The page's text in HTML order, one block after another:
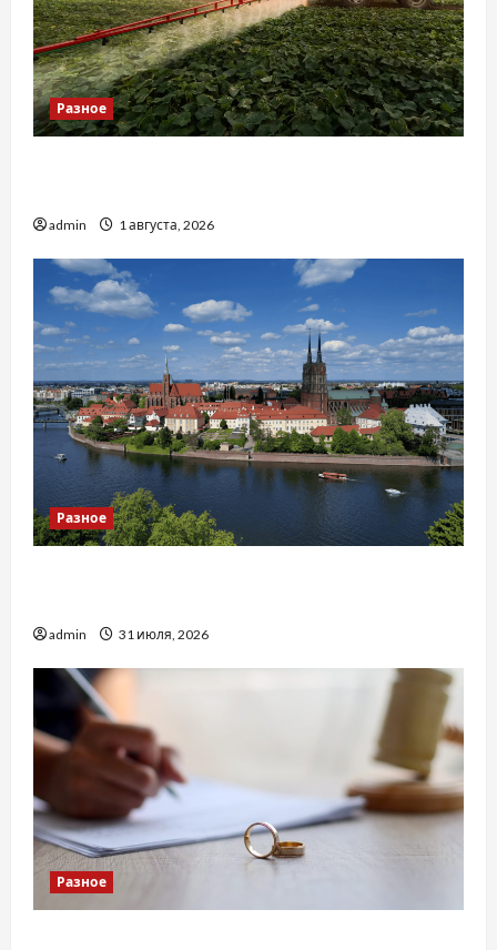
Разное
admin 1 августа, 2026
Разное
admin 31 июля, 2026
Разное